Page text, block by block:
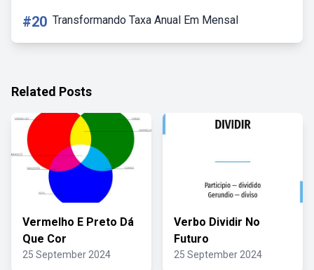
#20 Transformando Taxa Anual Em Mensal
Related Posts
Vermelho E Preto Dá
Que Cor
25 September 2024
Verbo Dividir No
Futuro
25 September 2024